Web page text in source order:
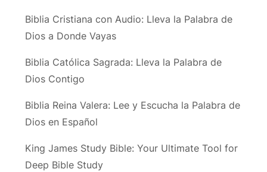
Biblia Cristiana con Audio: Lleva la Palabra de
Dios a Donde Vayas
Biblia Católica Sagrada: Lleva la Palabra de
Dios Contigo
Biblia Reina Valera: Lee y Escucha la Palabra de
Dios en Español
King James Study Bible: Your Ultimate Tool for
Deep Bible Study